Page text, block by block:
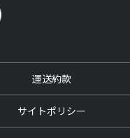
運送約款
サイトポリシー